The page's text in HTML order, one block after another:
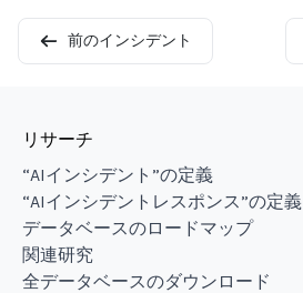
前のインシデント
リサーチ
“AIインシデント”の定義
“AIインシデントレスポンス”の定義
データベースのロードマップ
関連研究
全データベースのダウンロード